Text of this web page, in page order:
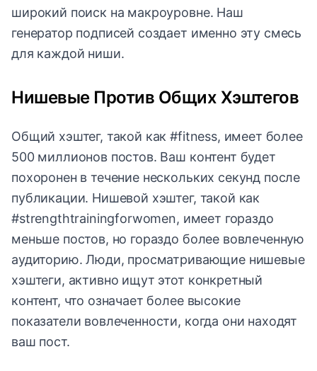
широкий поиск на макроуровне. Наш
генератор подписей создает именно эту смесь
для каждой ниши.
Нишевые Против Общих Хэштегов
Общий хэштег, такой как #fitness, имеет более
500 миллионов постов. Ваш контент будет
похоронен в течение нескольких секунд после
публикации. Нишевой хэштег, такой как
#strengthtrainingforwomen, имеет гораздо
меньше постов, но гораздо более вовлеченную
аудиторию. Люди, просматривающие нишевые
хэштеги, активно ищут этот конкретный
контент, что означает более высокие
показатели вовлеченности, когда они находят
ваш пост.